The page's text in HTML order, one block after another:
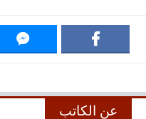
عن الكاتب